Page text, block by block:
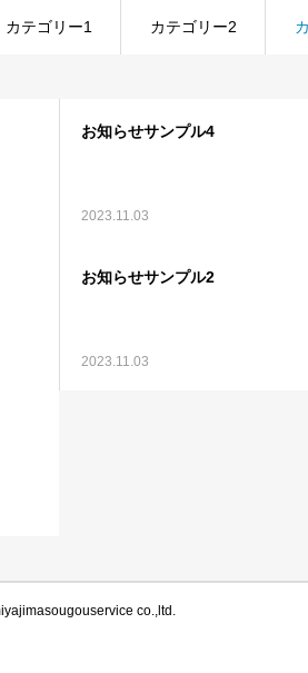
カテゴリー1 カテゴリー2
お知らせサンプル4
2023.11.03
お知らせサンプル2
2023.11.03
co.,ltd.